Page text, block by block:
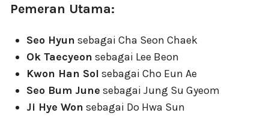
Pemeran Utama:
Seo Hyun sebagai Cha Seon Chaek
Ok Taecyeon sebagai Lee Beon
Kwon Han Sol sebagai Cho Eun Ae
Seo Bum June sebagai Jung Su Gyeom
Ji Hye Won sebagai Do Hwa Sun